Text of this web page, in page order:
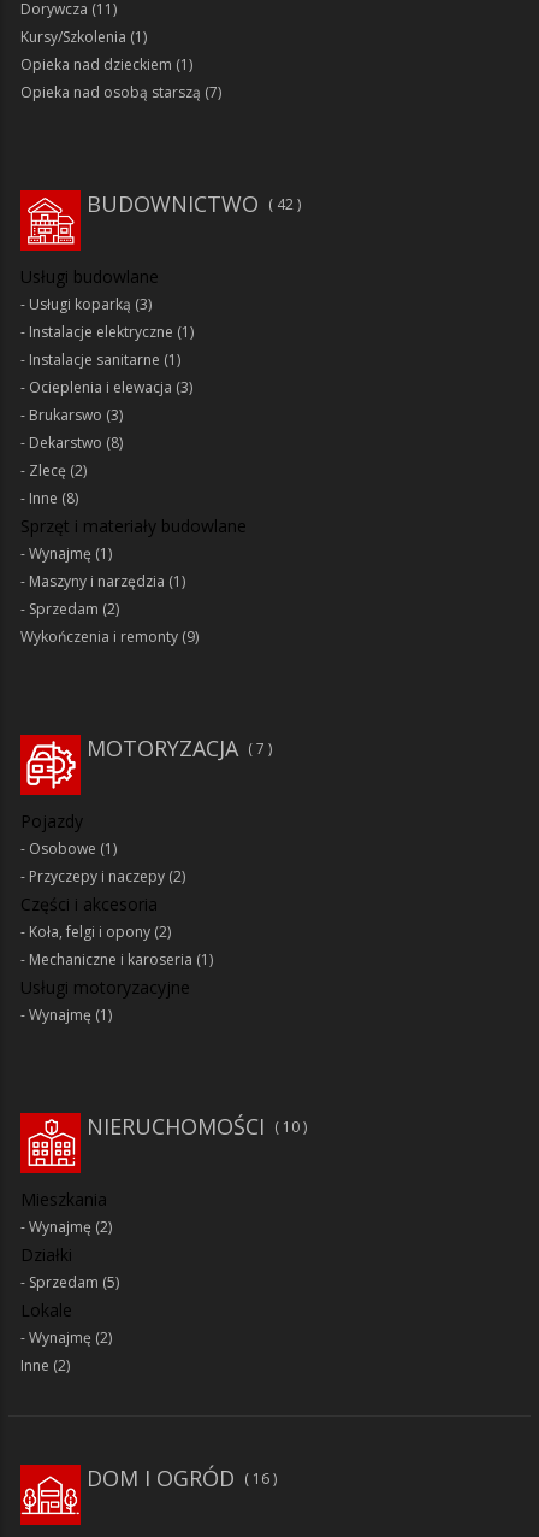
Dorywcza (11)
Kursy/Szkolenia (1)
Opieka nad dzieckiem (1)
Opieka nad osobą starszą (7)
BUDOWNICTWO 42
Usługi budowlane
Usługi koparką (3)
Instalacje elektryczne (1)
Instalacje sanitarne (1)
Ocieplenia i elewacja (3)
Brukarswo (3)
Dekarstwo (8)
Zlecę (2)
Inne (8)
Sprzęt i materiały budowlane
Wynajmę (1)
Maszyny i narzędzia (1)
Sprzedam (2)
Wykończenia i remonty (9)
MOTORYZACJA 7
Pojazdy
Osobowe (1)
Przyczepy i naczepy (2)
Części i akcesoria
Koła, felgi i opony (2)
Mechaniczne i karoseria (1)
Usługi motoryzacyjne
Wynajmę (1)
NIERUCHOMOŚCI 10
Mieszkania
Wynajmę (2)
Działki
Sprzedam (5)
Lokale
Wynajmę (2)
Inne (2)
DOM I OGRÓD 16